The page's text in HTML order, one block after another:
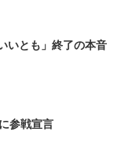
いとも」終了の本音
参戦宣言